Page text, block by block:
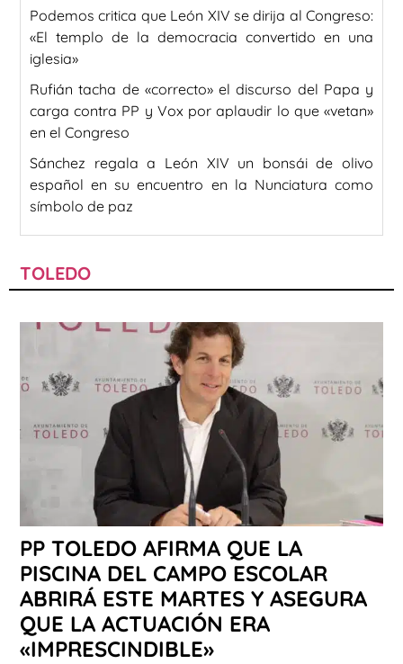
Podemos critica que León XIV se dirija al Congreso:
«El templo de la democracia convertido en una
iglesia»
Rufián tacha de «correcto» el discurso del Papa y
carga contra PP y Vox por aplaudir lo que «vetan»
en el Congreso
Sánchez regala a León XIV un bonsái de olivo
español en su encuentro en la Nunciatura como
símbolo de paz
TOLEDO
PP TOLEDO AFIRMA QUE LA
PISCINA DEL CAMPO ESCOLAR
ABRIRÁ ESTE MARTES Y ASEGURA
QUE LA ACTUACIÓN ERA
«IMPRESCINDIBLE»